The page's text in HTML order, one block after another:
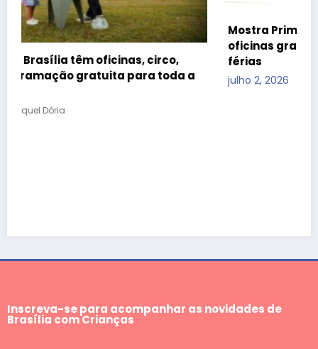
Mostra Primeira Infância leva teatro, cinema e
oficinas gratuitas ao CCBB Brasília durante as
férias
julho 2, 2026 Raquel Dória
Inscreva-se para acompanhar as novidades de
Brasília com Crianças